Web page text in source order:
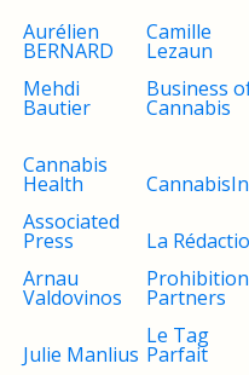
Aurélien
BERNARD
Camille
Lezaun
Mehdi
Bautier
Business
Cannabis
Cannabis
Health
Associated
Press La
Arnau
Valdovinos
Prohibition
Partners
Julie Manlius
Le Tag
Parfait